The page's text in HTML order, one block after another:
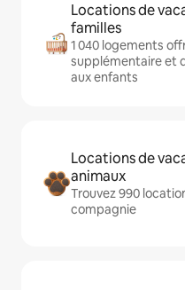
Locations de
familles
1 040 logements
supplémentaire et
aux enfants
Locations de
animaux
Trouvez 990
compagnie